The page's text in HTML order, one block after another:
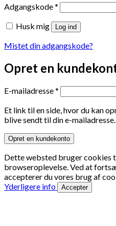
Adgangskode* Påkrævet
Husk mig Log ind
Mistet din adgangskode?
Opret en
E-mailadresse* Påkrævet
Et link til en side, hvor du kan
blive sendt til din e-mailadresse.
Opret en kundekonto
Dette websted bruger cookies
browseroplevelse. Ved at
accepterer du vores brug af
Yderligere info
Accepter